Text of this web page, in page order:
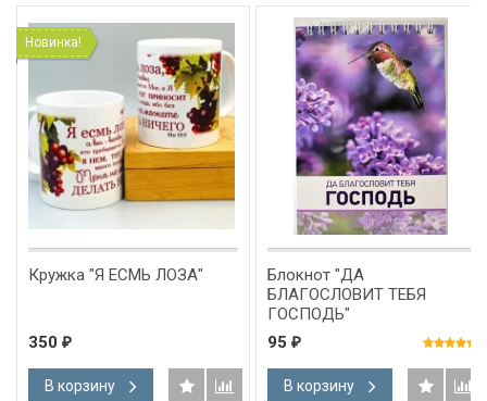
Новинка!
Кружка "Я ЕСМЬ ЛОЗА"
350 ₽
В корзину
Блокнот "ДА
БЛАГОСЛОВИТ ТЕБЯ
ГОСПОДЬ"
95 ₽
В корзину